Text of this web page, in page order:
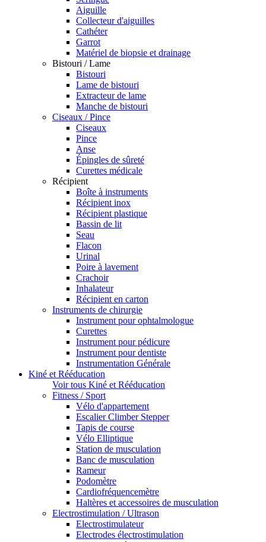
Aiguille
Collecteur d'aiguilles
Cathéter
Garrot
Matériel de biopsie et drainage
Bistouri / Lame
Bistouri
Lame de bistouri
Extracteur de lame
Manche de bistouri
Ciseaux / Pince
Ciseaux
Pince
Anse
Épingles de sûreté
Curettes médicale
Récipient
Boîte à instruments
Récipient inox
Récipient plastique
Bassin de lit
Seau
Flacon
Urinal
Poire à lavement
Crachoir
Inhalateur
Récipient en carton
Instruments de chirurgie
Instrument pour ophtalmologue
Curettes
Instrument pour pédicure
Instrument pour dentiste
Instrumentation Générale
Kiné et Rééducation
Voir tous Kiné et Rééducation
Fitness / Sport
Vélo d'appartement
Escalier Climber Stepper
Tapis de course
Vélo Elliptique
Station de musculation
Banc de musculation
Rameur
Podomètre
Cardiofréquencemètre
Haltères et accessoires de musculation
Electrostimulation / Ultrason
Electrostimulateur
Electrodes électrostimulation